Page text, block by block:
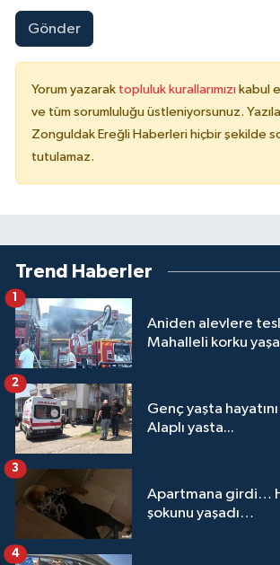
Gönder
Yorum yazarak topluluk kurallarımızı kabul
ve tüm sorumluluğu üstleniyorsunuz.
Zonguldak Ereğli Haberleri hiçbir şekilde
tutulamaz.
Trend Haberler
Aniden alevlere
Mahalleli korku
1
Genç yaşta
Alaplı yasta...
2
Apartmana girdi…
şokunu yaşadı…
3
4